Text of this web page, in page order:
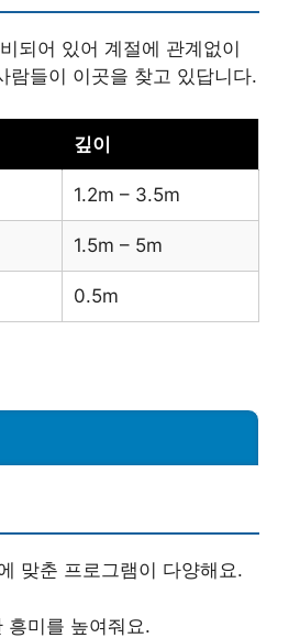
되어 있어 계절에 관계없이
람들이 이곳을 찾고 있답니다.
깊이
1.2m – 3.5m
1.5m – 5m
0.5m
맞춘 프로그램이 다양해요.
흥미를 높여줘요.